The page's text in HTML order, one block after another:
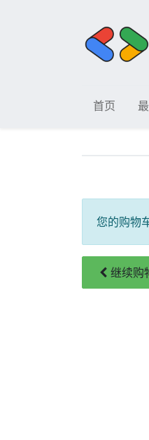
首页
您的购物
继续购